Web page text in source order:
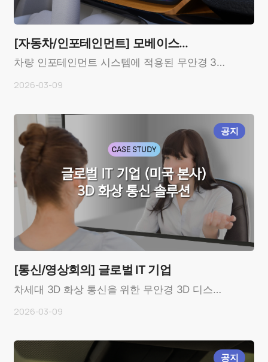
[자동차/인포테인먼트] 모베이스
(Mobase)
차량 인포테인먼트 시스템에 적용된 무안경 3D
2026-03-09
공지
[통신/영상회의] 글로벌 IT 기업
차세대 3D 화상 통신을 위한 무안경 3D 디스플
2026-03-09
공지